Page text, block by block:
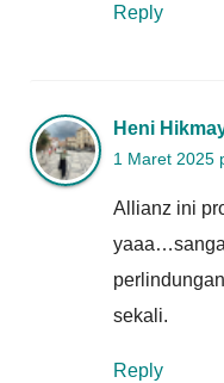
Reply
Heni
1 Maret 2025
Allianz ini
sekali.
Reply